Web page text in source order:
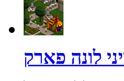
לונה פארק